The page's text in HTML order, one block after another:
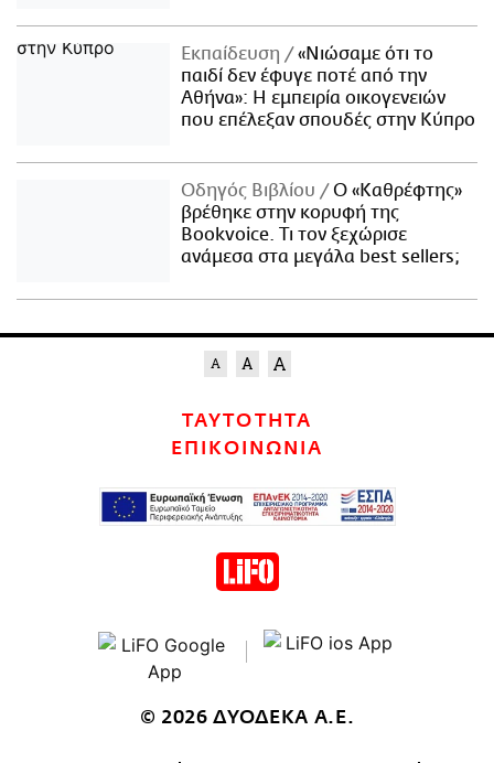
Εκπαίδευση
«Νιώσαμε ότι το
παιδί δεν έφυγε ποτέ από την
Αθήνα»: Η εμπειρία οικογενειών
που επέλεξαν σπουδές στην Κύπρο
Οδηγός Βιβλίου
Ο «Καθρέφτης»
βρέθηκε στην κορυφή της
Bookvoice. Τι τον ξεχώρισε
ανάμεσα στα μεγάλα best sellers;
ΤΑΥΤΟΤΗΤΑ
ΕΠΙΚΟΙΝΩΝΙΑ
© 2026 ΔΥΟΔΕΚΑ Α.Ε.